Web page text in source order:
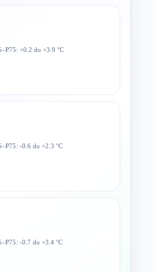
+0.2 do +3.9 °C
-0.6 do +2.3 °C
-0.7 do +3.4 °C